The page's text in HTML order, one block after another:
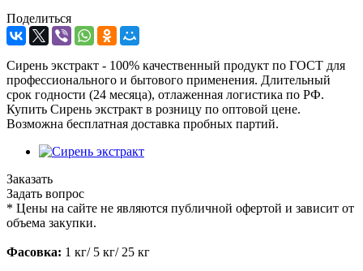
Поделиться
Сирень экстракт - 100% качественный продукт по ГОСТ для
профессионального и бытового применения. Длительный
срок годности (24 месяца), отлаженная логистика по РФ.
Купить Сирень экстракт в розницу по оптовой цене.
Возможна бесплатная доставка пробных партий.
Заказать
Задать вопрос
* Цены на сайте не являются публичной офертой и зависит от
объема закупки.
Фасовка: 1 кг/ 5 кг/ 25 кг